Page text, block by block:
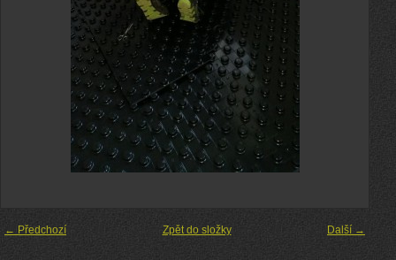
← Předchozí Další →
Zpět do složky